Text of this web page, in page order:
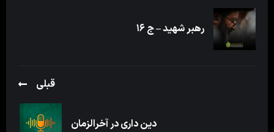
رهبر شهید – ج ۱۶
قبلی
دین داری در آخرالزمان